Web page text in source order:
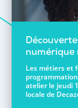
numérique
Les métiers et
atelier le jeudi
locale de